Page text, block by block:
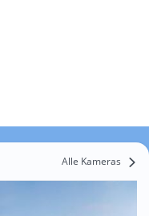
Alle Kameras